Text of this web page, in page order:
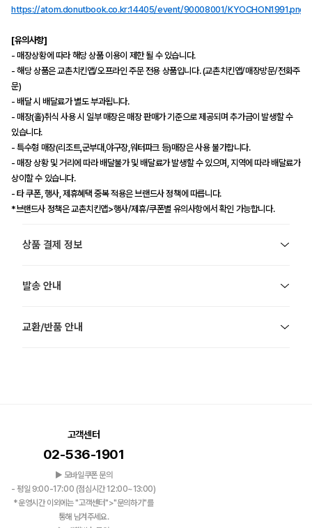
https://atom.donutbook.co.kr:14405/event/90008001/KYOCHON1991.png
[유의사항]
- 매장상황에 따라 해당 상품 이용이 제한 될 수 있습니다.
- 해당 상품은 교촌치킨앱/오프라인 주문 전용 상품입니다. (교촌치킨앱/매장방문/전화주
문)
- 배달 시 배달료가 별도 부과됩니다.
- 매장(홀)취식 사용 시 일부 매장은 매장 판매가 기준으로 제공되며 추가금이 발생할 수
있습니다.
- 특수형 매장(리조트,군부대,야구장,워터파크 등)매장은 사용 불가합니다.
- 매장 상황 및 거리에 따라 배달불가 및 배달료가 발생할 수 있으며, 지역에 따라 배달료가
상이할 수 있습니다.
- 타 쿠폰, 행사, 제휴혜택 중복 적용은 브랜드사 정책에 따릅니다.
*브랜드사 정책은 교촌치킨앱>행사/제휴/쿠폰별 유의사항에서 확인 가능합니다.
상품 결제 정보
발송 안내
교환/반품 안내
고객센터
02-536-1901
▶ 모바일쿠폰 문의
- 평일 9:00-17:00 (점심시간 12:00~13:00)
*운영시간 이외에는 "고객센터">"문의하기"를
통해 남겨주세요.